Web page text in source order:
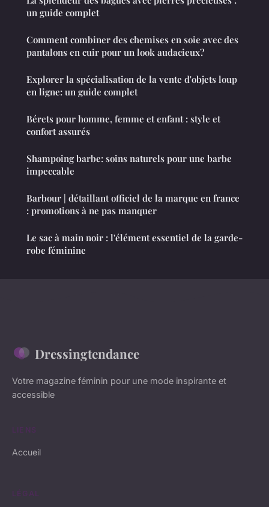
un guide complet
Comment combiner des chemises en soie avec des
pantalons en cuir pour un look audacieux?
Explorer la spécialisation de la vente d'objets loup
en ligne: un guide complet
Bérets pour homme, femme et enfant : style et
confort assurés
Shampoing barbe: soins naturels pour une barbe
impeccable
Barbour | détaillant officiel de la marque en france
: promotions à ne pas manquer
Le sac à main noir : l'élément essentiel de la garde-
robe féminine
Dressingtendance
Votre magazine féminin pour une mode inspirante et
accessible
LIENS
Accueil
LÉGAL